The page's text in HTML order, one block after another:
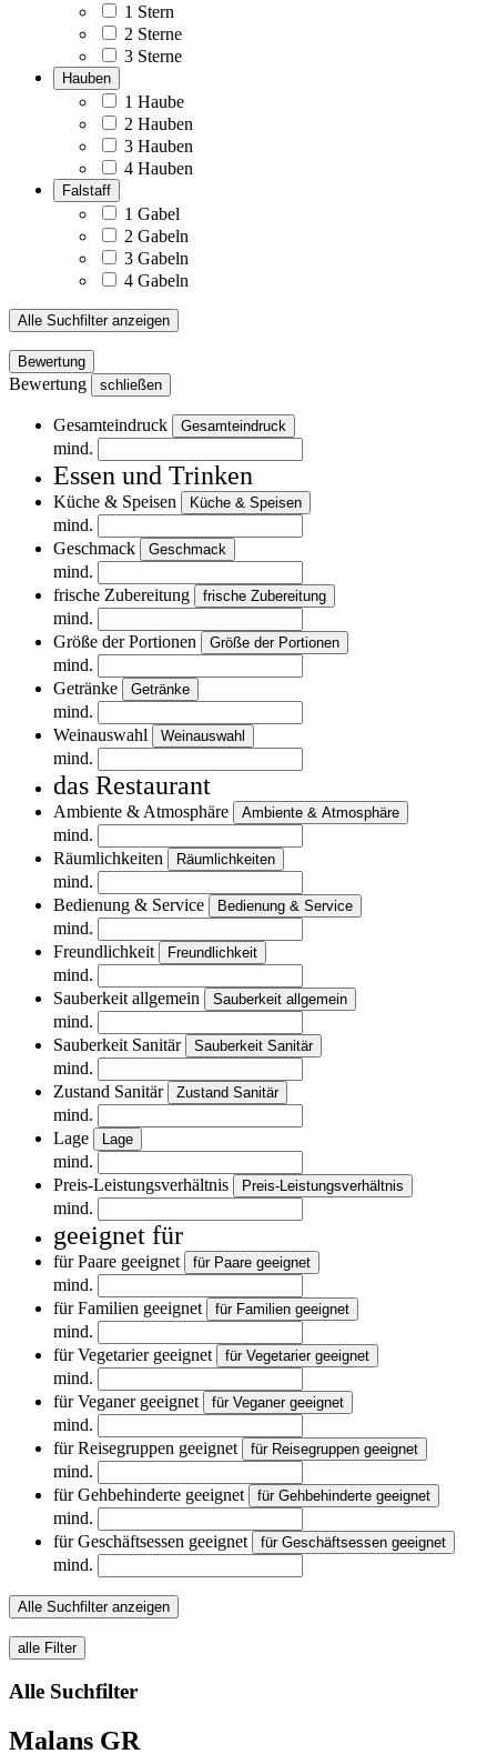
1 Stern
2 Sterne
3 Sterne
Hauben
1 Haube
2 Hauben
3 Hauben
4 Hauben
Falstaff
1 Gabel
2 Gabeln
3 Gabeln
4 Gabeln
Alle Suchfilter anzeigen
Bewertung
Bewertung schließen
Gesamteindruck Gesamteindruck
mind.
Essen und Trinken
Küche & Speisen Küche & Speisen
mind.
Geschmack
Geschmack
mind.
frische Zubereitung
frische Zubereitung
mind.
Größe der Portionen
Größe der Portionen
mind.
Getränke
Getränke
mind.
Weinauswahl
Weinauswahl
mind.
das Restaurant
Ambiente & Atmosphäre Ambiente & Atmosphäre
mind.
Räumlichkeiten
Räumlichkeiten
mind.
Bedienung & Service
Bedienung & Service
mind.
Freundlichkeit
Freundlichkeit
mind.
Sauberkeit allgemein
Sauberkeit allgemein
mind.
Sauberkeit Sanitär
Sauberkeit Sanitär
mind.
Zustand Sanitär
Zustand Sanitär
mind.
Lage
Lage
mind.
Preis-Leistungsverhältnis
Preis-Leistungsverhältnis
mind.
geeignet für
für Paare geeignet für Paare geeignet
mind.
für Familien geeignet
für Familien geeignet
mind.
für Vegetarier geeignet
für Vegetarier geeignet
mind.
für Veganer geeignet
für Veganer geeignet
mind.
für Reisegruppen geeignet
für Reisegruppen geeignet
mind.
für Gehbehinderte geeignet
für Gehbehinderte geeignet
mind.
für Geschäftsessen geeignet
für Geschäftsessen geeignet
mind.
Alle Suchfilter anzeigen
alle Filter
Alle Suchfilter
Malans GR